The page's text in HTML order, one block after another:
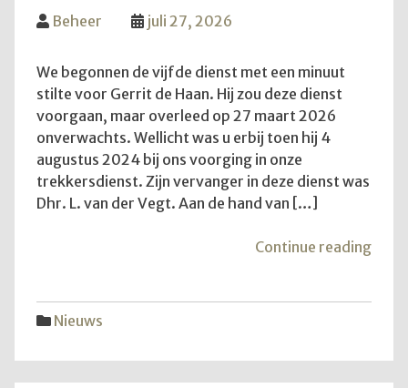
Beheer juli 27, 2026
We begonnen de vijfde dienst met een minuut
stilte voor Gerrit de Haan. Hij zou deze dienst
voorgaan, maar overleed op 27 maart 2026
onverwachts. Wellicht was u erbij toen hij 4
augustus 2024 bij ons voorging in onze
trekkersdienst. Zijn vervanger in deze dienst was
Dhr. L. van der Vegt. Aan de hand van […]
Continue reading"De
Nieuws